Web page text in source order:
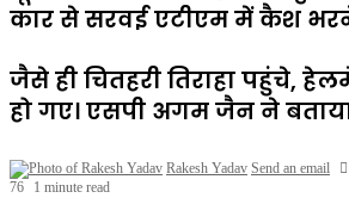
कार से सरवई एटीएम में कैश
जैसे ही चितहरी तिराहा पहुंचे,
हो गए। एसपी अगम जैन ने
Rakesh Yadav Send an email
76
1 minute read